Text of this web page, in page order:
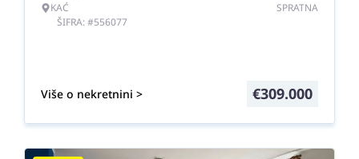
KAĆ
ŠIFRA: #556077
SPRATNA
Više o nekretnini > €309.000